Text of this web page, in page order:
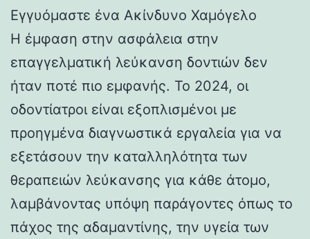
Εγγυόμαστε ένα Ακίνδυνο Χαμόγελο
Η έμφαση στην ασφάλεια στην
επαγγελματική λεύκανση δοντιών δεν
ήταν ποτέ πιο εμφανής. Το 2024, οι
οδοντίατροι είναι εξοπλισμένοι με
προηγμένα διαγνωστικά εργαλεία για να
εξετάσουν την καταλληλότητα των
θεραπειών λεύκανσης για κάθε άτομο,
λαμβάνοντας υπόψη παράγοντες όπως το
πάχος της αδαμαντίνης, την υγεία των